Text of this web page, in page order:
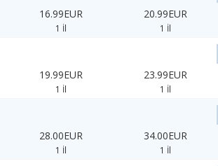
16.99EUR
1 İl
20.99EUR
1 İl
19.99EUR
1 İl
23.99EUR
1 İl
28.00EUR
1 İl
34.00EUR
1 İl